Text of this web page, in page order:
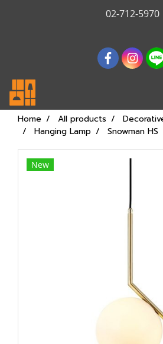
02-712-5970
Home All products
Hanging Lamp
Snowman HS
New